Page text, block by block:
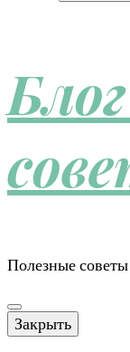
Полезные
Закрыть